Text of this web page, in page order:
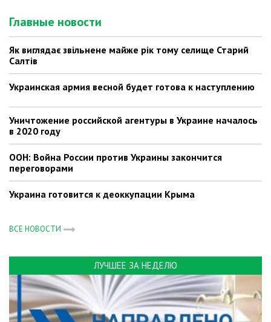
Главные новости
Як виглядає звільнене майже рік тому селище Старий
Салтів
Украинская армия весной будет готова к наступлению
Уничтожение российской агентуры в Украине началось
в 2020 году
ООН: Война России против Украины закончится
переговорами
Украина готовится к деоккупации Крыма
ВСЕ НОВОСТИ
ЛУЧШЕЕ ЗА НЕДЕЛЮ